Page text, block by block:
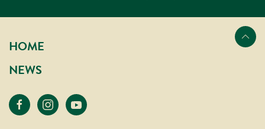
Nach
HOME
NEWS